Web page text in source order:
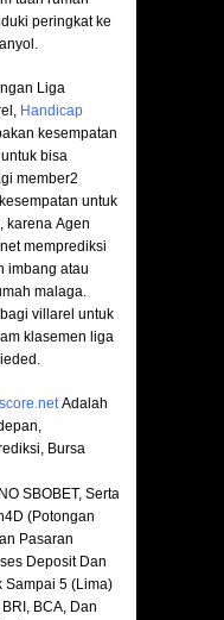
peringkat ke
Liga
Handicap
kesempatan
bisa
member2
untuk
karena Agen
memprediksi
imbang atau
malaga.
villarel untuk
klasemen liga
Adalah
Bursa
SBOBET, Serta
(Potongan
Pasaran
Deposit Dan
Sampai 5 (Lima)
BCA, Dan